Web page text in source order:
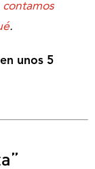
contamos
.
unos 5